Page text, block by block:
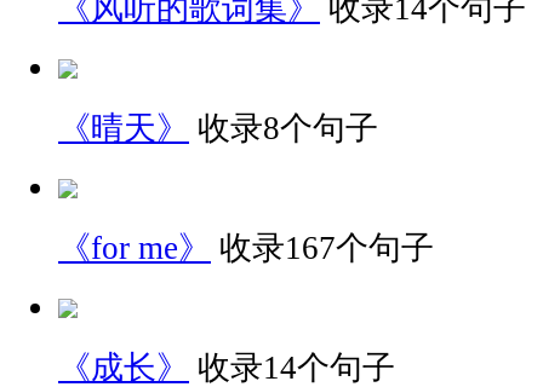
《风听的歌词集》 收录14个句子
《晴天》 收录8个句子
《for me》 收录167个句子
《成长》 收录14个句子